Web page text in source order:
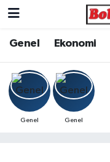
Genel Ekonomi
Genel Genel